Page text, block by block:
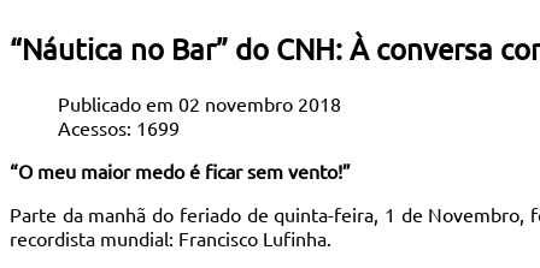
“Náutica no Bar” do CNH: À conversa
Publicado em 02 novembro 2018
Acessos: 1699
“O meu maior medo é ficar sem vento!”
Parte da manhã do feriado de quinta-feira, 1 de Novembro,
recordista mundial: Francisco Lufinha.